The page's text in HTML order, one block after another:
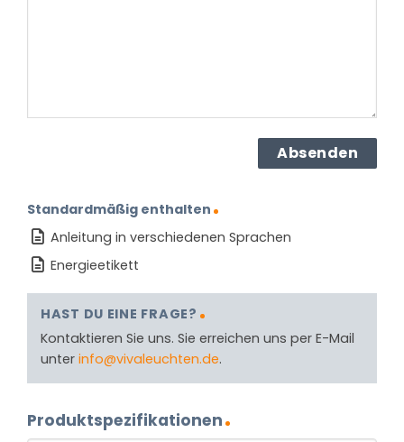
Standardmäßig enthalten
Anleitung in verschiedenen Sprachen
Energieetikett
HAST DU EINE FRAGE?
Kontaktieren Sie uns. Sie erreichen uns per E-Mail
unter info@vivaleuchten.de.
Produktspezifikationen